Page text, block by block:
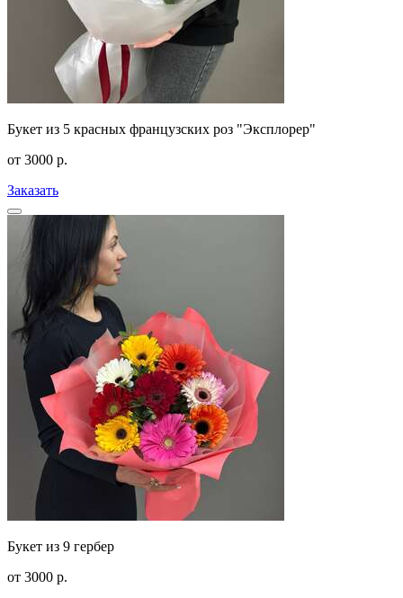
Букет из 5 красных французских роз "Эксплорер"
от 3000 р.
Заказать
Букет из 9 гербер
от 3000 р.